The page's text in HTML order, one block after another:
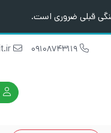
قبلی ضروری است.